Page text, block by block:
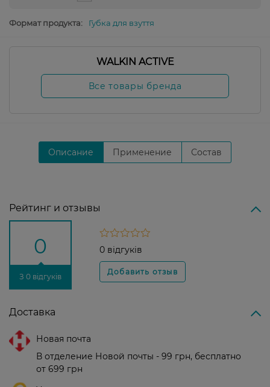
Формат продукта: Губка для взуття
WALKIN ACTIVE
Все товары бренда
Описание Применение Состав
Рейтинг и отзывы
0
З 0 відгуків
0 відгуків
Доставка
Новая почта
В отделение Новой почты - 99 грн, бесплатно
от 699 грн